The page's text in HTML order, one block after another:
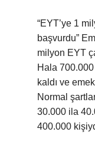
“EYT’ye 1
başvurdu”
milyon EYT
Hala
kaldı ve
Normal
30.000 ila
400.000